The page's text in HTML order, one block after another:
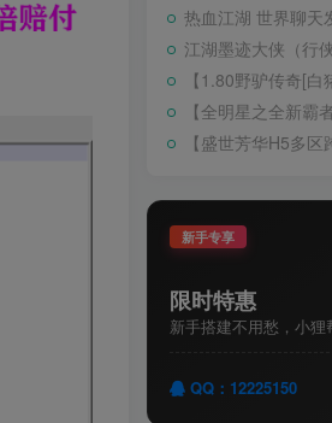
热血江湖 世界聊天发言延
江湖墨迹大侠（行侠仗义五千年）登
【1.80野驴传奇[白猪G2.5离线版]】战神
【全明星之全新霸者阿拉德[复古65版]】横版闯关手游
【盛世芳华H5多区跨服内购本地版】三网H5宫
新手专享
限时特惠
新手搭建不用愁，小狸
QQ：12225150